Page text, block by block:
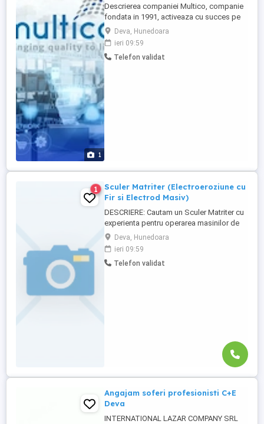
1
Descrierea companiei Multico, companie
fondata in 1991, activeaza cu succes pe
piata serviciilor Premium de Calitate si a
Sablarilor & Curatarilor industriale,
desfasurand proiecte pentru parteneri de
renume international din diferite domenii.
Deva, Hunedoara
ieri 09:59
Telefon validat
1
Sculer Matriter (Electroeroziune cu
Fir si Electrod Masiv)
DESCRIERE: Cautam un Sculer Matriter cu
experienta pentru operarea masinilor de
electroeroziune (EDM) cu fir si cu electrod
masiv. Vei asigura fabricarea profesionala
si precisa a componentelor destinate
sculelor de turnare prin injectie,
Deva, Hunedoara
ieri 09:59
Telefon validat
Angajam soferi profesionisti C+E
Deva
INTERNATIONAL LAZAR COMPANY SRL